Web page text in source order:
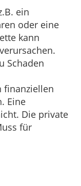
ein
oder eine
kann
Schaden
finanziellen
Eine
Die private
für